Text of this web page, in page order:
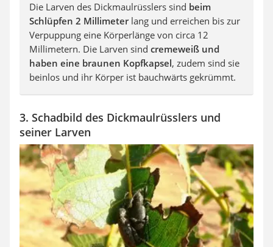
Die Larven des Dickmaulrüsslers sind beim
Schlüpfen 2 Millimeterlang und erreichen bis zur
Verpuppung eine Körperlänge von circa 12
Millimetern. Die Larven sind cremeweiß und
haben eine braunen Kopfkapsel, zudem sind sie
beinlos und ihr Körper ist bauchwärts gekrümmt.
3. Schadbild des Dickmaulrüsslers und
seiner Larven